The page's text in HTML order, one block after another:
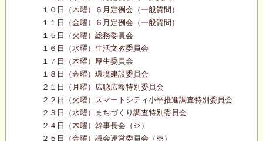
１０日（木曜）６月定例会（一般質問）
１１日（金曜）６月定例会（一般質問）
１５日（火曜）総務委員会
１６日（水曜）生活文教委員会
１７日（木曜）厚生委員会
１８日（金曜）環境建設委員会
２１日（月曜）広聴広報特別委員会
２２日（火曜）スマートシティ小平推進調査特別委員会
２３日（水曜）まちづくり調査特別委員会
２４日（木曜）幹事長会（※）
２５日（金曜）議会運営委員会（※）